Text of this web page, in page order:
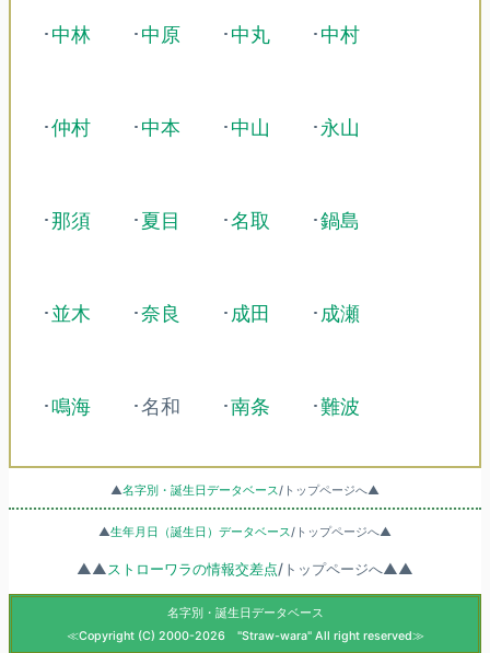
･中林 ･中原 ･中丸 ･中村
･仲村 ･中本 ･中山 ･永山
･那須 ･夏目 ･名取 ･鍋島
･並木 ･奈良 ･ 成田 ･ 成瀬
･鳴海 ･名和 ･南条 ･難波
▲名字別・誕生日データベース/トップページへ▲
▲生年月日（誕生日）データベース/トップページへ▲
▲▲ストローワラの情報交差点/トップページへ▲▲
名字別・誕生日データベース
≪Copyright (C) 2000-2026 "Straw-wara" All right reserved≫